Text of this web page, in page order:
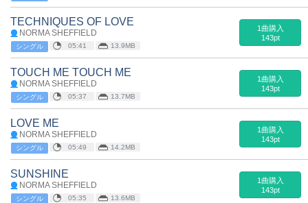
TECHNIQUES OF LOVE
NORMA SHEFFIELD
シングル 05:41 13.9MB
1曲購入
143pt
TOUCH ME TOUCH ME
NORMA SHEFFIELD
シングル 05:37 13.7MB
1曲購入
143pt
LOVE ME
NORMA SHEFFIELD
シングル 05:49 14.2MB
1曲購入
143pt
SUNSHINE
NORMA SHEFFIELD
シングル 05:35 13.6MB
1曲購入
143pt